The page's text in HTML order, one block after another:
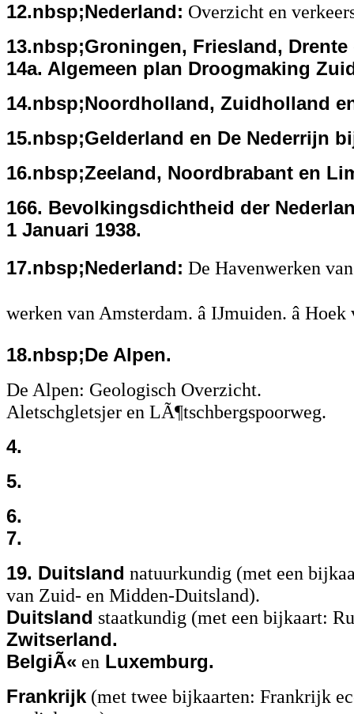
12.nbsp;Nederland: Overzicht en
13.nbsp;Groningen, Friesland, Drente
14a. Algemeen plan Droogmaking
14.nbsp;Noordholland, Zuidholland
15.nbsp;Gelderland en De Nederrijn
16.nbsp;Zeeland, Noordbrabant en
166. Bevolkingsdichtheid der
1 Januari 1938.
17.nbsp;Nederland: De Havenwerken van
werken van Amsterdam. â IJmuiden. â
18.nbsp;De Alpen.
De Alpen: Geologisch Overzicht.
Aletschgletsjer en LÃ¶tschbergspoorweg.
4.
5.
6.
7.
19. Duitsland natuurkundig (met een
van Zuid- en Midden-Duitsland).
Duitsland staatkundig (met een bijkaart:
Zwitserland.
BelgiÃ« en Luxemburg.
Frankrijk (met twee bijkaarten: Frankrijk